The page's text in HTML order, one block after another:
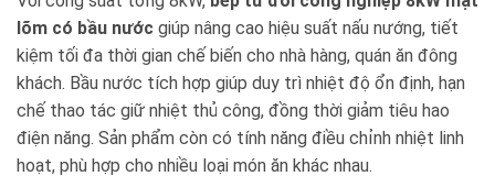
lõm có bầu nước giúp nâng cao hiệu suất nấu nướng, tiết
kiệm tối đa thời gian chế biến cho nhà hàng, quán ăn đông
khách. Bầu nước tích hợp giúp duy trì nhiệt độ ổn định, hạn
chế thao tác giữ nhiệt thủ công, đồng thời giảm tiêu hao
điện năng. Sản phẩm còn có tính năng điều chỉnh nhiệt linh
hoạt, phù hợp cho nhiều loại món ăn khác nhau.